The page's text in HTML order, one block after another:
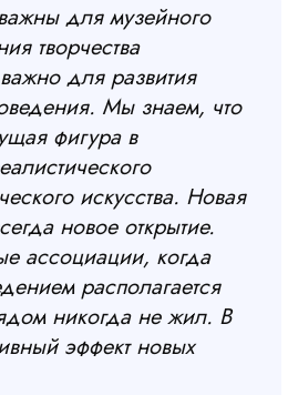
для музейного
творчества
для развития
Мы знаем, что
фигура в
искусства. Новая
новое открытие.
ассоциации, когда
располагается
никогда не жил. В
эффект новых